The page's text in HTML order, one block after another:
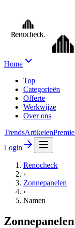
Home
Top
Categorieën
Offerte
Werkwijze
Over ons
TrendsArtikelen
Login
Renocheck
›
Zonnepanelen
›
Namen
Zonnepanelen